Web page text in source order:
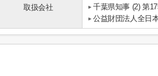
取扱会社
千葉県知事 (2) 第
公益財団法人全日